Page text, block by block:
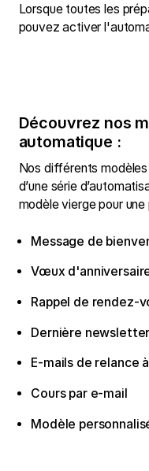
Lorsque toutes les
pouvez activer
Découvrez nos
automatique :
Nos différents
d’une série
modèle vierge pour
Message de
Vœux
Rappel de rendez-
Dernière
E-mails de relance
Cours par e-mail
Modèle